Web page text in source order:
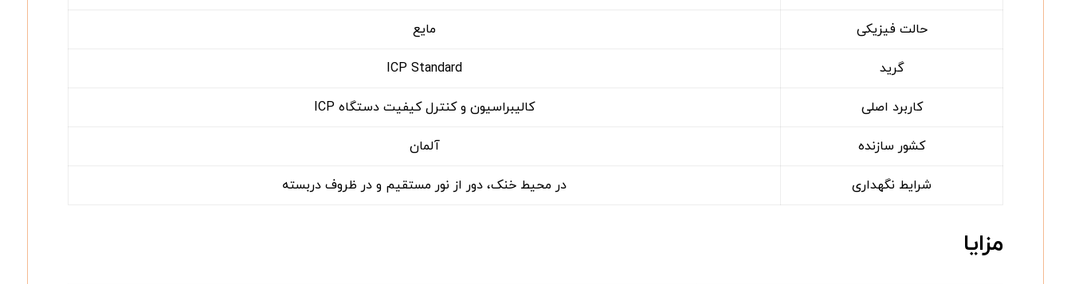
حالت فیزیکی مایع
گرید ICP Standard
کاربرد اصلی کالیبراسیون و کنترل کیفیت دستگاه ICP
کشور سازنده آلمان
شرایط نگهداری در محیط خنک، دور از نور مستقیم و در ظروف دربسته
مزایا